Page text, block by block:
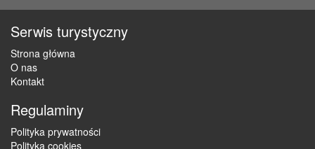
Serwis turystyczny
Strona główna
O nas
Kontakt
Regulaminy
Polityka prywatności
Polityka cookies